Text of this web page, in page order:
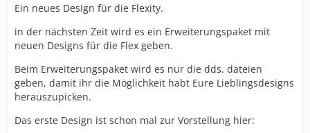
Ein neues Design für die Flexity.
in der nächsten Zeit wird es ein Erweiterungspaket mit
neuen Designs für die Flex geben.
Beim Erweiterungspaket wird es nur die dds. dateien
geben, damit ihr die Möglichkeit habt Eure Lieblingsdesigns
herauszupicken.
Das erste Design ist schon mal zur Vorstellung hier: